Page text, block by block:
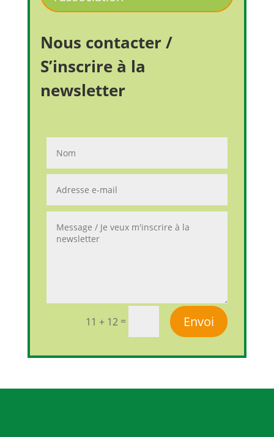
Nous contacter /
S’inscrire à la
newsletter
11 + 12 = Envoi